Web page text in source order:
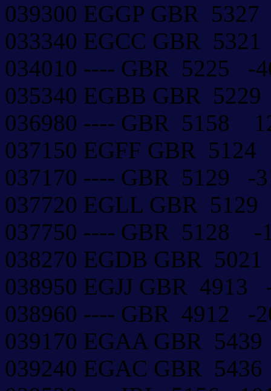
039300 EGGP GBR
033340 EGCC GBR
034010 ---- GBR 5225 -
035340 EGBB GBR
036980 ---- GBR 5158
037150 EGFF GBR
037170 ---- GBR 5129
037720 EGLL GBR
037750 ---- GBR 5128
038270 EGDB GBR
038950 EGJJ GBR
038960 ---- GBR 4912 -
039170 EGAA GBR
039240 EGAC GBR